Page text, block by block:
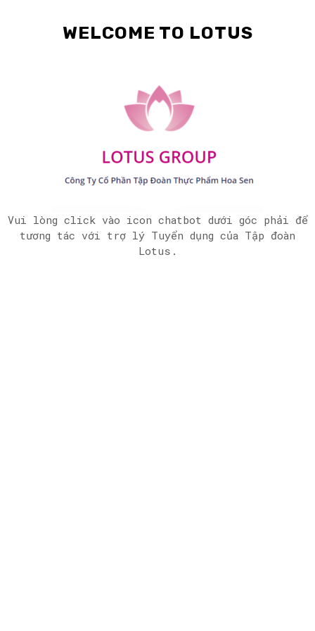
WELCOME TO LOTUS
Vui lòng click vào icon chatbot dưới góc phải để
tương tác với trợ lý Tuyển dụng của Tập đoàn
Lotus.